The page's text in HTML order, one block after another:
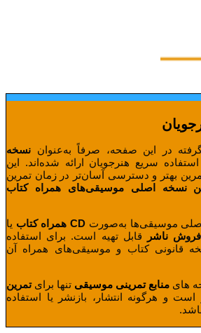
در این صفحه، صرفاً به‌عنوان نسخه
سریع هنرجویان ارائه شده‌اند. این
بهتر و دسترسی آسان‌تر در زمان تمرین
نسخه اصلی موسیقی‌های همراه کتاب
موسیقی‌ها به‌صورت CD همراه کتاب
یا
ناشر
قابل تهیه است. برای استفاده
قانونی کتاب و موسیقی‌های همراه آن
های منابع تمرینی موسیقی تنها برایتمرین
است و هرگونه انتشار، بازنشر یا استفاده